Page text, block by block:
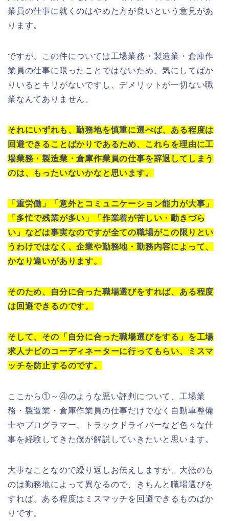
業員の仕事に就くのはやめた方が良いという意見があ
ります。
ですが、この件については工場業務・製造業・倉庫作
業員の仕事に限ったことではないため、気にしてばか
りいるとキリがないですし、デメリットが一切ない職
業なんてありません。
それにいずれも、勤務地を慎重に選べば、ある程度は
回避できることばかりであるため、これらを理由に工
場業務・製造業・倉庫作業員の仕事を辞退してしまう
のは、もったいないかなと思います。
「重労働」「意外とコミュニケーション能力が大事」
「多忙で残業が多い」「作業着が苦しい・動きづら
い」などは事実なのですが全ての職場がこの限りとい
うわけではなく、企業や勤務地・勤務内容によって、
かなり違いがあります。
そのため、自分に合った職場選びをすれば、ある程度
は回避できるのです。
そして、その「自分に合った職場選びをする」を工場
求人ナビのコーディネーターに行ってもらい、ミスマ
ッチを防止するのです。
ここから①～④のような悪い評判について、工場業
務・製造業・倉庫作業員の仕事だけでなく自動車整備
士やプログラマー、トラックドライバーなど色々な仕
事を経験してきた僕が解説していきたいと思います。
大事なことなので繰り返しお伝えしますが、大抵のも
のは勤務地によって異なるので、きちんと職場選びを
すれば、ある程度はミスマッチを回避できるものばか
りです。